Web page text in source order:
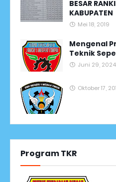
BESAR
KABUPATEN
Mei 18, 2019
Mengenal
Teknik
Juni 29, 2024
Oktober 17,
Program TKR